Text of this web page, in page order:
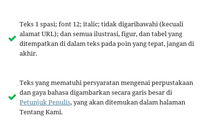
Teks 1 spasi; font 12; italic; tidak digaribawahi (kecuali
alamat URL); dan semua ilustrasi, figur, dan tabel yang
ditempatkan di dalam teks pada poin yang tepat, jangan di
akhir.
Teks yang mematuhi persyaratan mengenai perpustakaan
dan gaya bahasa digambarkan secara garis besar di
Petunjuk Penulis, yang akan ditemukan dalam halaman
Tentang Kami.